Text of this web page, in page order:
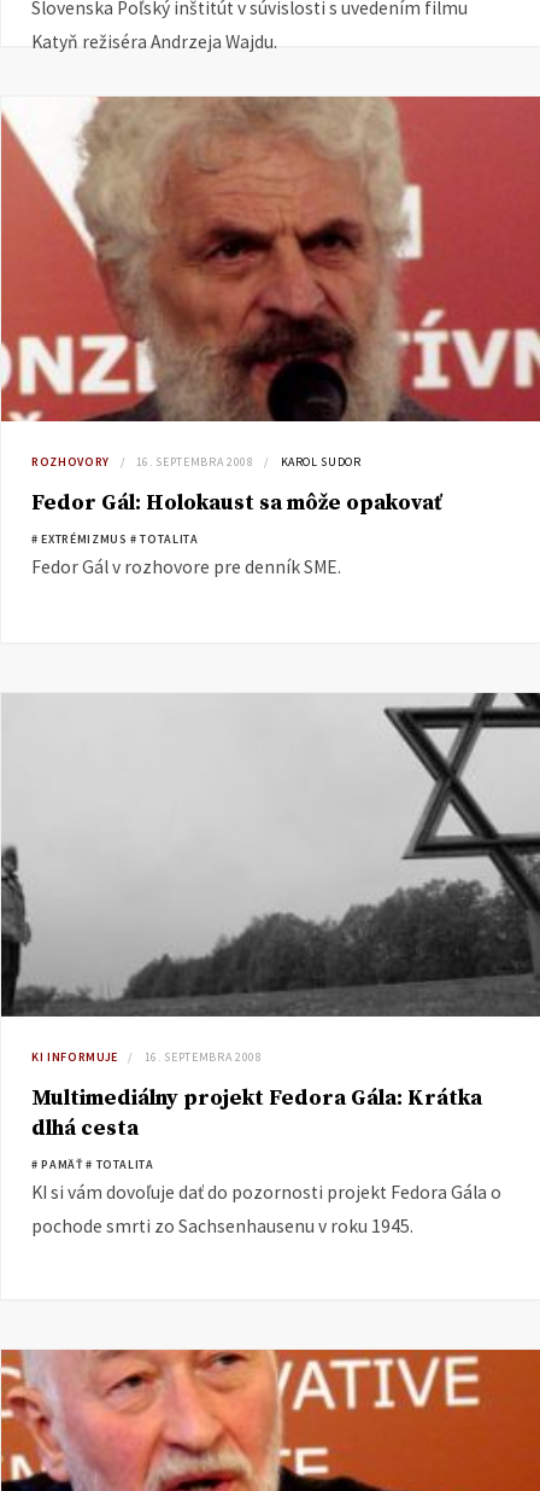
Slovenska Poľský inštitút v súvislosti s uvedením filmu
Katyň režiséra Andrzeja Wajdu.
ROZHOVORY 16. SEPTEMBRA 2008 KAROL SUDOR
Fedor Gál: Holokaust sa môže opakovať
# EXTRÉMIZMUS # TOTALITA
Fedor Gál v rozhovore pre denník SME.
KI INFORMUJE 16. SEPTEMBRA 2008
Multimediálny projekt Fedora Gála: Krátka
dlhá cesta
# PAMÄŤ # TOTALITA
KI si vám dovoľuje dať do pozornosti projekt Fedora Gála o
pochode smrti zo Sachsenhausenu v roku 1945.